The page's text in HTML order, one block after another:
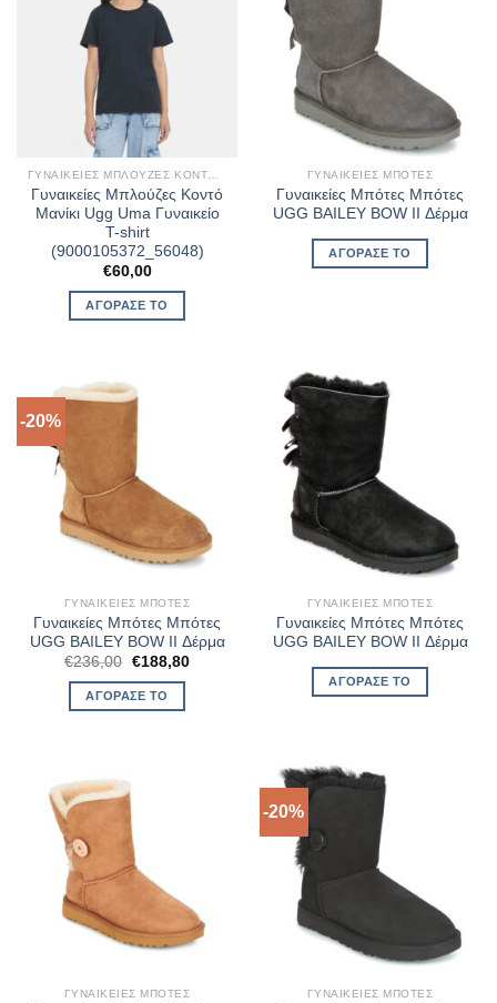
ΓΥΝΑΙΚΕΊΕΣ ΜΠΛΟΎΖΕΣ ΚΟΝΤΌ ΜΑΝΊΚΙ
Γυναικείες Μπλούζες Κοντό
Μανίκι Ugg Uma Γυναικείο
T-shirt
(9000105372_56048)
€60,00
ΑΓΌΡΑΣΈ ΤΟ
ΓΥΝΑΙΚΕΊΕΣ ΜΠΌΤΕΣ
Γυναικείες Μπότες Μπότες
UGG BAILEY BOW II Δέρμα
ΑΓΌΡΑΣΈ ΤΟ
-20%
ΓΥΝΑΙΚΕΊΕΣ ΜΠΌΤΕΣ
Γυναικείες Μπότες Μπότες
UGG BAILEY BOW II Δέρμα
€236,00 Original
was:
€236,00.
€188,80Η
ΑΓΌΡΑΣΈ ΤΟ
ΓΥΝΑΙΚΕΊΕΣ ΜΠΌΤΕΣ
Γυναικείες Μπότες Μπότες
UGG BAILEY BOW II Δέρμα
ΑΓΌΡΑΣΈ ΤΟ
ΓΥΝΑΙΚΕΊΕΣ ΜΠΌΤΕΣ
-20%
ΓΥΝΑΙΚΕΊΕΣ ΜΠΌΤΕΣ